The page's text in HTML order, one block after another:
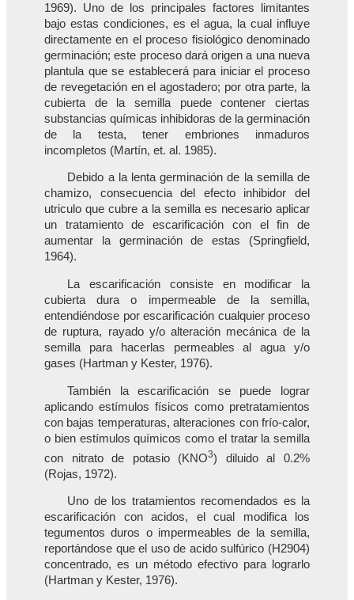
1969). Uno de los principales factores limitantes
bajo estas condiciones, es el agua, la cual influye
directamente en el proceso fisiológico denominado
germinación; este proceso dará origen a una nueva
plantula que se establecerá para iniciar el proceso
de revegetación en el agostadero; por otra parte, la
cubierta de la semilla puede contener ciertas
substancias químicas inhibidoras de la germinación
de la testa, tener embriones inmaduros
incompletos (Martín, et. al. 1985).
Debido a la lenta germinación de la semilla de
chamizo, consecuencia del efecto inhibidor del
utriculo que cubre a la semilla es necesario aplicar
un tratamiento de escarificación con el fin de
aumentar la germinación de estas (Springfield,
1964).
La escarificación consiste en modificar la
cubierta dura o impermeable de la semilla,
entendiéndose por escarificación cualquier proceso
de ruptura, rayado y/o alteración mecánica de la
semilla para hacerlas permeables al agua y/o
gases (Hartman y Kester, 1976).
También la escarificación se puede lograr
aplicando estímulos físicos como pretratamientos
con bajas temperaturas, alteraciones con frío-calor,
o bien estímulos químicos como el tratar la semilla
con nitrato de potasio (KNO3) diluido al 0.2%
(Rojas, 1972).
Uno de los tratamientos recomendados es la
escarificación con acidos, el cual modifica los
tegumentos duros o impermeables de la semilla,
reportándose que el uso de acido sulfúrico (H2904)
concentrado, es un método efectivo para lograrlo
(Hartman y Kester, 1976).